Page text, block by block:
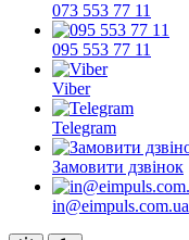
073 553 77 11
095 553 77 11
Viber
Telegram
Замовити дзвінок
in@eimpuls.com.ua